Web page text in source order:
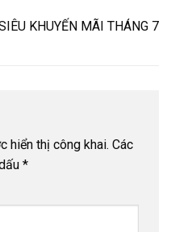
KHUYẾN MÃI THÁNG 7
hiển thị công khai. Các
*